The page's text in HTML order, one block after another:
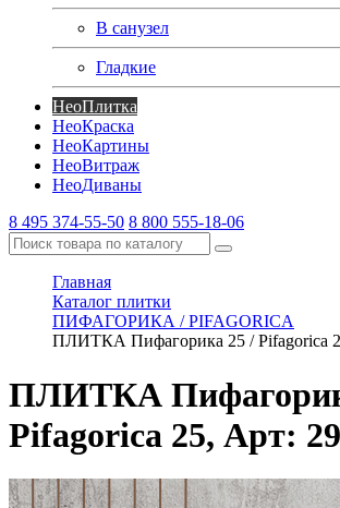
В санузел
Гладкие
НеоПлитка
НеоКраска
НеоКартины
НеоВитраж
НеоДиваны
8 495 374-55-50 8 800 555-18-06
Главная
Каталог плитки
ПИФАГОРИКА / PIFAGORICA
ПЛИТКА Пифагорика 25 / Pifagorica
ПЛИТКА
Pifagorica 25, Арт: